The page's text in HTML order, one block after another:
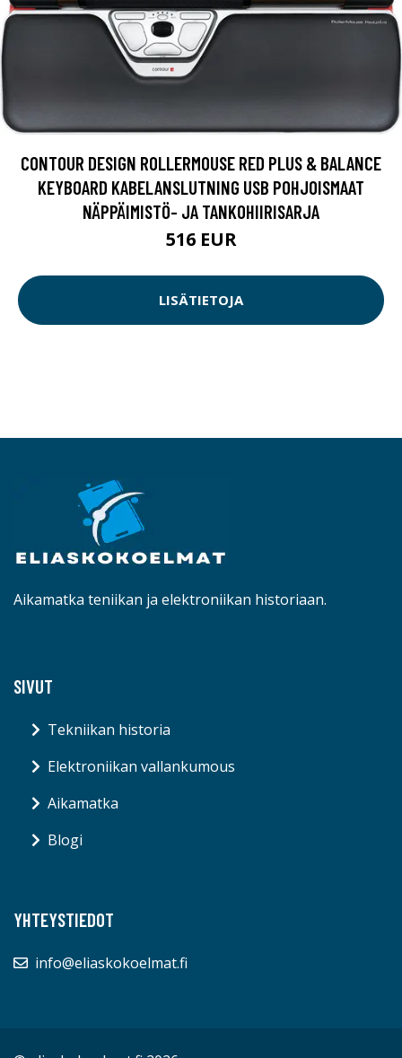
CONTOUR DESIGN ROLLERMOUSE RED PLUS & BALANCE
KEYBOARD KABELANSLUTNING USB POHJOISMAAT
NÄPPÄIMISTÖ- JA TANKOHIIRISARJA
516 EUR
LISÄTIETOJA
Aikamatka teniikan ja elektroniikan historiaan.
SIVUT
Tekniikan historia
Elektroniikan vallankumous
Aikamatka
Blogi
YHTEYSTIEDOT
info@eliaskokoelmat.fi